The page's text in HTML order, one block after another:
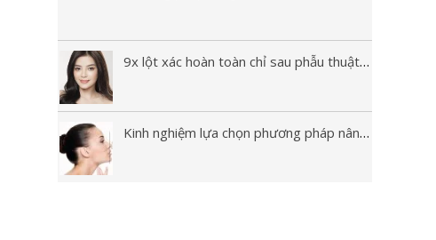
9x lột xác hoàn toàn chỉ sau phẫu thuật nâng mũi
Kinh nghiệm lựa chọn phương pháp nâng mũi phù hợp